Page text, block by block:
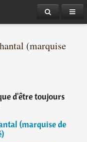
(marquise
d'être toujours
(marquise de